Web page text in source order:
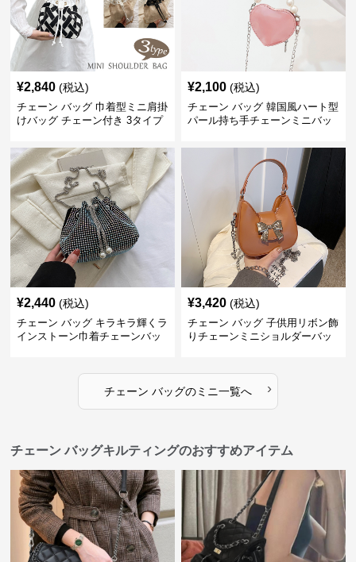
¥2,840 (税込)
チェーン バッグ 巾着型ミニ肩掛
けバッグ チェーン付き 3タイプ
¥2,100 (税込)
チェーン バッグ 韓国風ハート型
パール持ち手チェーンミニバッ
¥2,440 (税込)
チェーン バッグ キラキラ輝くラ
インストーン巾着チェーンバッ
¥3,420 (税込)
チェーン バッグ 子供用リボン飾
りチェーンミニショルダーバッ
チェーン バッグのミニ一覧へ ›
チェーン バッグキルティングのおすすめアイテム